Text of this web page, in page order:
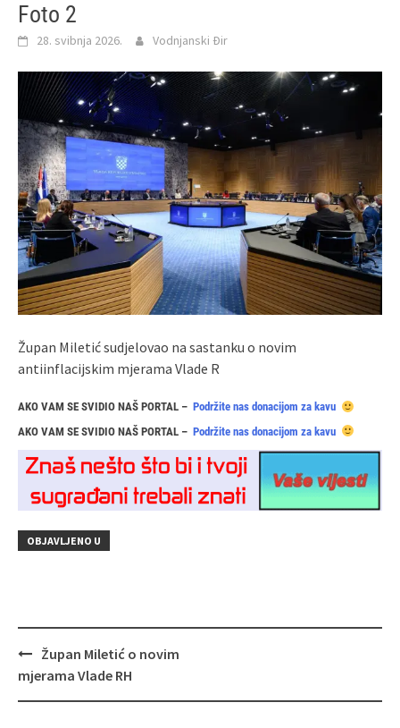
Foto 2
28. svibnja 2026. Vodnjanski Đir
Župan Miletić sudjelovao na sastanku o novim
antiinflacijskim mjerama Vlade R
AKO VAM SE SVIDIO NAŠ PORTAL – Podržite nas donacijom za kavu
AKO VAM SE SVIDIO NAŠ PORTAL – Podržite nas donacijom za kavu
OBJAVLJENO U
Navigacija
objava
Župan Miletić o novim
mjerama Vlade RH